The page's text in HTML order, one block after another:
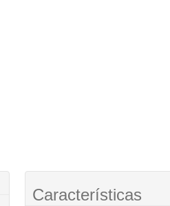
Características